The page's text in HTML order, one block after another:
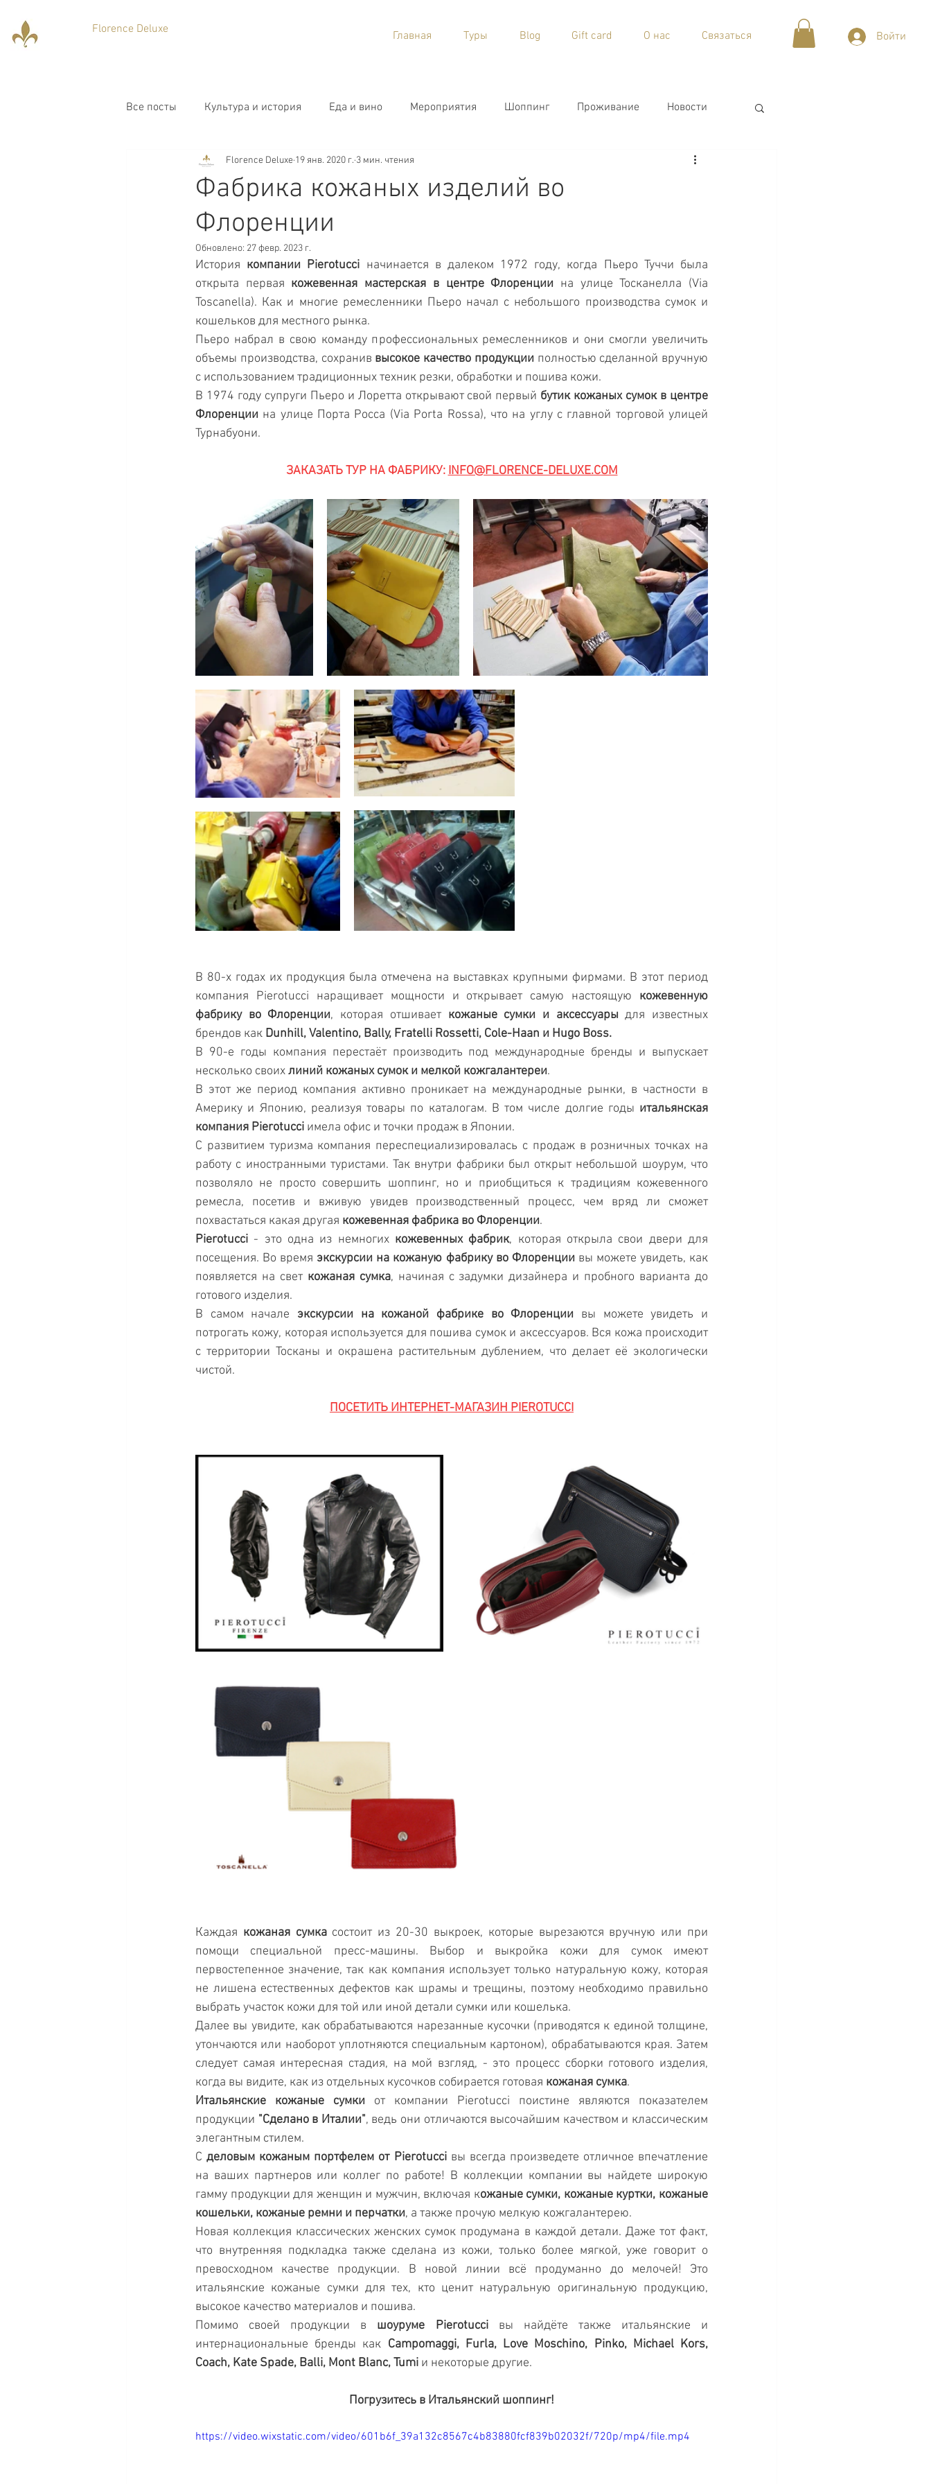
Florence Deluxe Главная Туры Blog Gift card О нас Связаться Войти
Все посты Культура и история Еда и вино Мероприятия Шоппинг Проживание Новости
Фабрика кожаных изделий во
Флоренции
Florence Deluxe 19 янв. 2020 г. 3 мин. чтения
Обновлено: 27 февр. 2023 г.
История компании Pierotucci начинается в далеком 1972 году, когда Пьеро Туччи была
открыта первая кожевенная мастерская в центре Флоренции на улице Тосканелла (Via
Toscanella). Как и многие ремесленники Пьеро начал с небольшого производства сумок и
кошельков для местного рынка.
Пьеро набрал в свою команду профессиональных ремесленников и они смогли увеличить
объемы производства, сохранив высокое качество продукции полностью сделанной вручную
с использованием традиционных техник резки, обработки и пошива кожи.
В 1974 году супруги Пьеро и Лоретта открывают свой первый бутик кожаных сумок в центре
Флоренции на улице Порта Росса (Via Porta Rossa), что на углу с главной торговой улицей
Турнабуони.
ЗАКАЗАТЬ ТУР НА ФАБРИКУ: INFO@FLORENCE-DELUXE.COM
В 80-х годах их продукция была отмечена на выставках крупными фирмами. В этот период
компания Pierotucci наращивает мощности и открывает самую настоящую кожевенную
фабрику во Флоренции, которая отшивает кожаные сумки и аксессуары для известных
брендов как Dunhill, Valentino, Bally, Fratelli Rossetti, Cole-Haan и Hugo Boss.
В 90-е годы компания перестаёт производить под международные бренды и выпускает
несколько своих линий кожаных сумок и мелкой кожгалантереи.
В этот же период компания активно проникает на международные рынки, в частности в
Америку и Японию, реализуя товары по каталогам. В том числе долгие годы итальянская
компания Pierotucci имела офис и точки продаж в Японии.
С развитием туризма компания переспециализировалась с продаж в розничных точках на
работу с иностранными туристами. Так внутри фабрики был открыт небольшой шоурум, что
позволяло не просто совершить шоппинг, но и приобщиться к традициям кожевенного
ремесла, посетив и вживую увидев производственный процесс, чем вряд ли сможет
похвастаться какая другая кожевенная фабрика во Флоренции.
Pierotucci - это одна из немногих кожевенных фабрик, которая открыла свои двери для
посещения. Во время экскурсии на кожаную фабрику во Флоренции вы можете увидеть, как
появляется на свет кожаная сумка, начиная с задумки дизайнера и пробного варианта до
готового изделия.
В самом начале экскурсии на кожаной фабрике во Флоренции вы можете увидеть и
потрогать кожу, которая используется для пошива сумок и аксессуаров. Вся кожа происходит
с территории Тосканы и окрашена растительным дублением, что делает её экологически
чистой.
ПОСЕТИТЬ ИНТЕРНЕТ-МАГАЗИН PIEROTUCCI
Каждая кожаная сумка состоит из 20-30 выкроек, которые вырезаются вручную или при
помощи специальной пресс-машины. Выбор и выкройка кожи для сумок имеют
первостепенное значение, так как компания использует только натуральную кожу, которая
не лишена естественных дефектов как шрамы и трещины, поэтому необходимо правильно
выбрать участок кожи для той или иной детали сумки или кошелька.
Далее вы увидите, как обрабатываются нарезанные кусочки (приводятся к единой толщине,
утончаются или наоборот уплотняются специальным картоном), обрабатываются края. Затем
следует самая интересная стадия, на мой взгляд, - это процесс сборки готового изделия,
когда вы видите, как из отдельных кусочков собирается готовая кожаная сумка.
Итальянские кожаные сумки от компании Pierotucci поистине являются показателем
продукции "Сделано в Италии", ведь они отличаются высочайшим качеством и классическим
элегантным стилем.
С деловым кожаным портфелем от Pierotucci вы всегда произведете отличное впечатление
на ваших партнеров или коллег по работе! В коллекции компании вы найдете широкую
гамму продукции для женщин и мужчин, включая кожаные сумки, кожаные куртки, кожаные
кошельки, кожаные ремни и перчатки, а также прочую мелкую кожгалантерею.
Новая коллекция классических женских сумок продумана в каждой детали. Даже тот факт,
что внутренняя подкладка также сделана из кожи, только более мягкой, уже говорит о
превосходном качестве продукции. В новой линии всё продуманно до мелочей! Это
итальянские кожаные сумки для тех, кто ценит натуральную оригинальную продукцию,
высокое качество материалов и пошива.
Помимо своей продукции в шоуруме Pierotucci вы найдёте также итальянские и
интернациональные бренды как Campomaggi, Furla, Love Moschino, Pinko, Michael Kors,
Coach, Kate Spade, Balli, Mont Blanc, Tumi и некоторые другие.
Погрузитесь в Итальянский шоппинг!
https://video.wixstatic.com/video/601b6f_39a132c8567c4b83880fcf839b02032f/720p/mp4/file.mp4